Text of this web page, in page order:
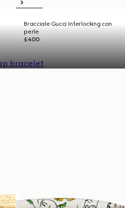
Bracciale Gucci Interlocking con
perle
£400